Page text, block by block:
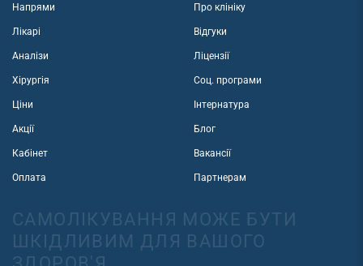
Напрями
Лікарі
Аналізи
Хірургія
Ціни
Акції
Кабінет
Оплата
Про клініку
Відгуки
Ліцензії
Соц. програми
Інтернатура
Блог
Вакансії
Партнерам
САМОЛІКУВАННЯ МОЖЕ БУТИ
ШКІДЛИВИМ ДЛЯ ВАШОГО